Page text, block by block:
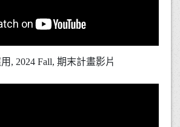
, 2024 Fall, 期末計畫影片